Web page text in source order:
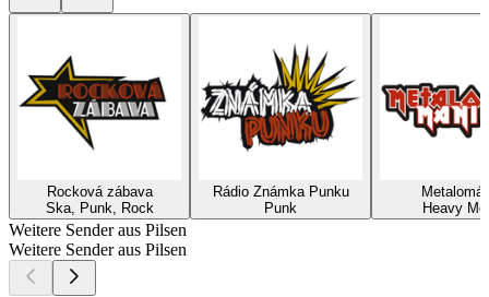
Rocková zábava
Ska, Punk, Rock
Rádio Známka Punku
Punk
Heavy
Weitere Sender aus Pilsen
Weitere Sender aus Pilsen